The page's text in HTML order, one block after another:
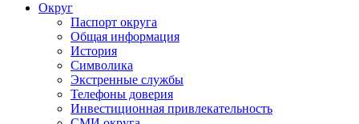
Округ
Паспорт округа
Общая информация
История
Символика
Экстренные службы
Телефоны доверия
Инвестиционная привлекательность